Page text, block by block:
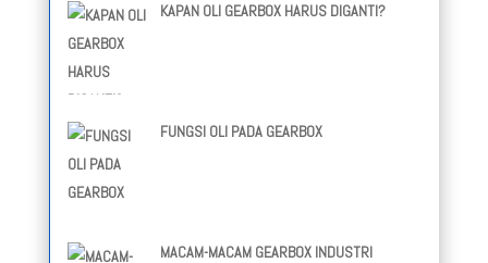
KAPAN OLI GEARBOX HARUS DIGANTI?
FUNGSI OLI PADA GEARBOX
MACAM-MACAM GEARBOX INDUSTRI